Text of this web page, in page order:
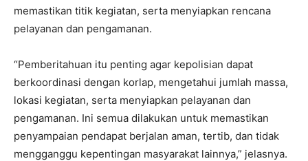
memastikan titik kegiatan, serta menyiapkan rencana
pelayanan dan pengamanan.
“Pemberitahuan itu penting agar kepolisian dapat
berkoordinasi dengan korlap, mengetahui jumlah massa,
lokasi kegiatan, serta menyiapkan pelayanan dan
pengamanan. Ini semua dilakukan untuk memastikan
penyampaian pendapat berjalan aman, tertib, dan tidak
mengganggu kepentingan masyarakat lainnya,” jelasnya.